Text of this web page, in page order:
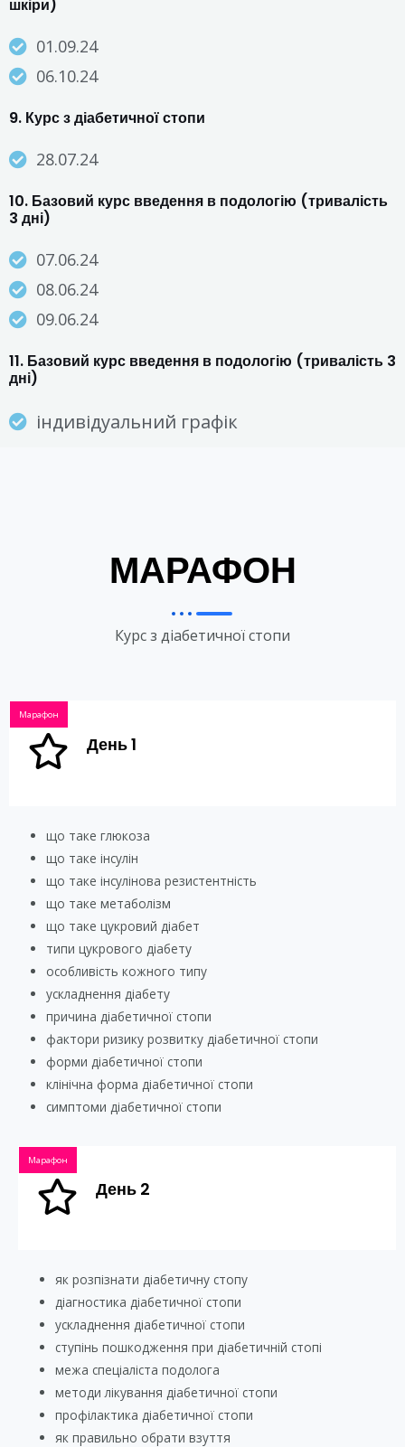
шкіри)
01.09.24
06.10.24
9. Курс з діабетичної стопи
28.07.24
10. Базовий курс введення в подологію (тривалість
3 дні)
07.06.24
08.06.24
09.06.24
11. Базовий курс введення в подологію (тривалість 3
дні)
індивідуальний графік
МАРАФОН
Курс з діабетичної стопи
День 1
Марафон
що таке глюкоза
що таке інсулін
що таке інсулінова резистентність
що таке метаболізм
що таке цукровий діабет
типи цукрового діабету
особливість кожного типу
ускладнення діабету
причина діабетичної стопи
фактори ризику розвитку діабетичної стопи
форми діабетичної стопи
клінічна форма діабетичної стопи
симптоми діабетичної стопи
День 2
Марафон
як розпізнати діабетичну стопу
діагностика діабетичної стопи
ускладнення діабетичної стопи
ступінь пошкодження при діабетичній стопі
межа спеціаліста подолога
методи лікування діабетичної стопи
профілактика діабетичної стопи
як правильно обрати взуття